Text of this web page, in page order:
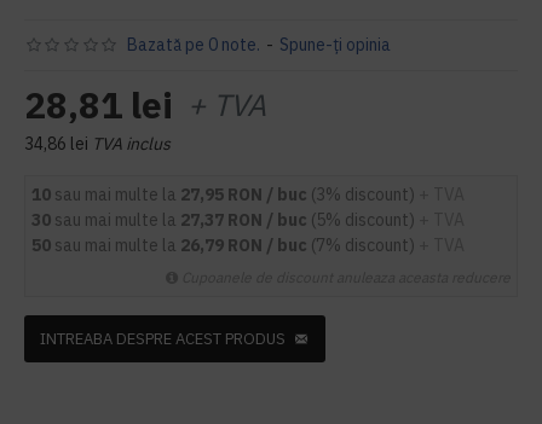
Bazată pe 0 note. - Spune-ţi opinia
28,81 lei + TVA
34,86 lei TVA inclus
10 sau mai multe la 27,95 RON / buc (3% discount)
30 sau mai multe la 27,37 RON / buc (5% discount)
50 sau mai multe la 26,79 RON / buc (7% discount)
INTREABA DESPRE ACEST PRODUS